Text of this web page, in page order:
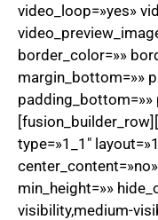
video_loop=»yes»
border_color=»»
margin_bottom=»»
padding_bottom=»»
type=»1_1″
min_height=»»
visibility,medium-